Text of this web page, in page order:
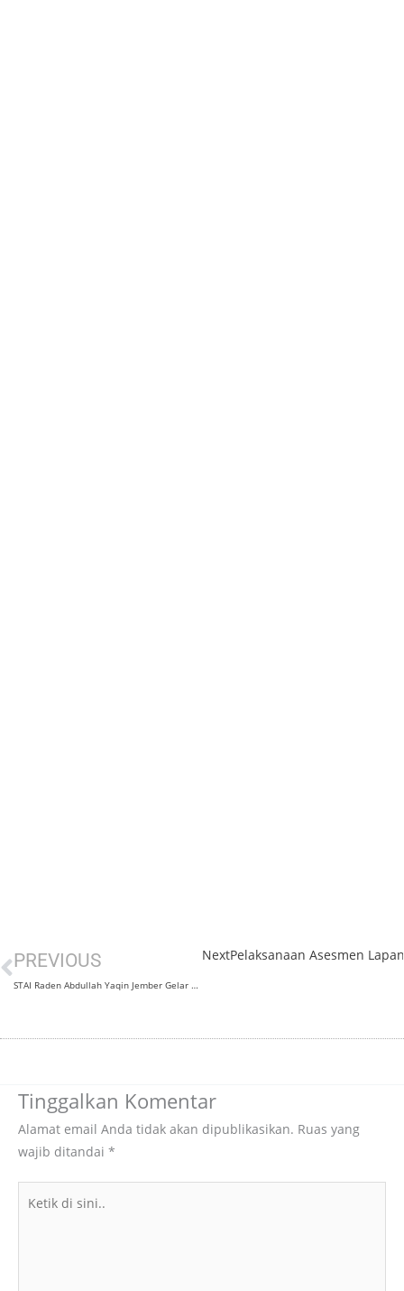
Prev
PREVIOUS
STAI Raden Abdullah Yaqin Jember Gelar Workshop Penulisan Artikel Ilmiah Pendidikan Bahasa Arab Bereputasi
NextPelaksanaan Asesmen
Tinggalkan Komentar
Alamat email Anda tidak akan dipublikasikan. Ruas yang
wajib ditandai *